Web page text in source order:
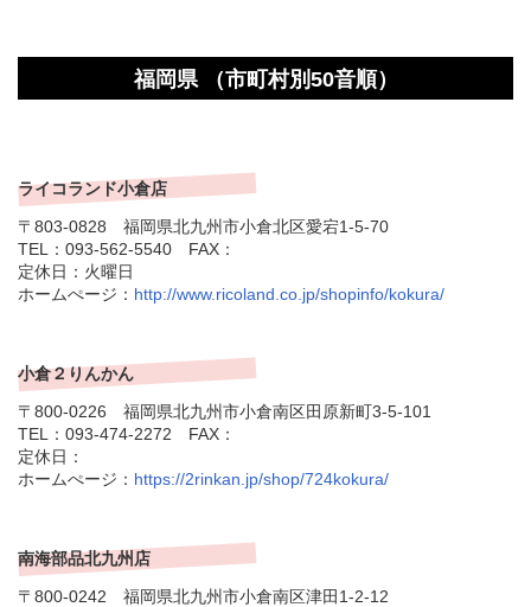
福岡県 （市町村別50音順）
ライコランド小倉店
〒803-0828 福岡県北九州市小倉北区愛宕1-5-70
TEL：093-562-5540 FAX：
定休日：火曜日
ホームぺージ： http://www.ricoland.co.jp/shopinfo/kokura/
小倉２りんかん
〒800-0226 福岡県北九州市小倉南区田原新町3-5-101
TEL：093-474-2272 FAX：
定休日：
ホームぺージ： https://2rinkan.jp/shop/724kokura/
南海部品北九州店
〒800-0242 福岡県北九州市小倉南区津田1-2-12